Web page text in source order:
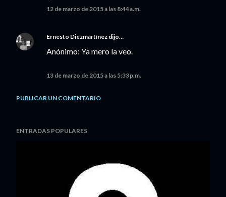
12 de marzo de 2015 a las 8:44 a.m.
Ernesto Diezmartínez dijo…
Anónimo: Ya mero la veo.
13 de marzo de 2015 a las 5:33 p.m.
PUBLICAR UN COMENTARIO
ENTRADAS POPULARES